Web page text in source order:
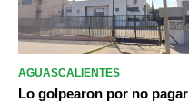
AGUASCALIENTES
Lo golpearon por no pagar